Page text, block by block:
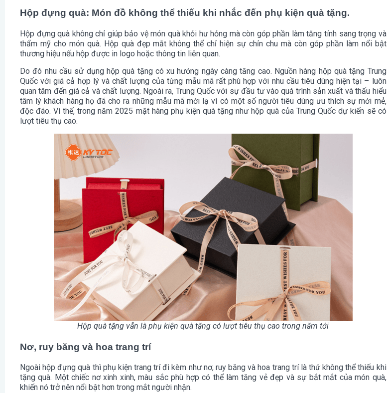
Hộp đựng quà: Món đồ không thể thiếu khi nhắc đến phụ kiện quà tặng.
Hộp đựng quà không chỉ giúp bảo vệ món quà khỏi hư hỏng mà còn góp phần làm tăng tính sang trọng và
thẩm mỹ cho món quà. Hộp quà đẹp mắt không thể chỉ hiện sự chỉn chu mà còn góp phần làm nổi bật
thương hiệu nếu hộp được in logo hoặc thông tin liên quan.
Do đó nhu cầu sử dụng hộp quà tặng có xu hướng ngày càng tăng cao. Nguồn hàng hộp quà tặng Trung
Quốc với giá cả hợp lý và chất lượng của từng mẫu mã rất phù hợp với nhu cầu tiêu dùng hiện tại – luôn
quan tâm đến giá cả và chất lượng. Ngoài ra, Trung Quốc với sự đầu tư vào quá trình sản xuất và thấu hiểu
tâm lý khách hàng họ đã cho ra những mẫu mã mới lạ vì có một số người tiêu dùng ưu thích sự mới mẻ,
độc đáo. Vì thế, trong năm 2025 mặt hàng phụ kiện quà tặng như hộp quà của Trung Quốc dự kiến sẽ có
lượt tiêu thụ cao.
Hộp quà tặng vẫn là phụ kiện quà tặng có lượt tiêu thụ cao trong năm tới
Nơ, ruy băng và hoa trang trí
Ngoài hộp đựng quà thì phụ kiện trang trí đi kèm như nơ, ruy băng và hoa trang trí là thứ không thể thiếu khi
tặng quà. Một chiếc nơ xinh xinh, màu sắc phù hợp có thể làm tăng vẻ đẹp và sự bắt mắt của món quà,
khiến nó trở nên nổi bật hơn trong mắt người nhận.